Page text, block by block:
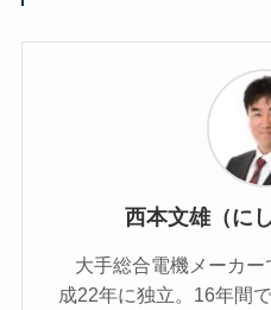
西本文雄（に
大手総合電機メーカー
成22年に独立。16年間